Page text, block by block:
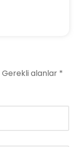
Gerekli alanlar *